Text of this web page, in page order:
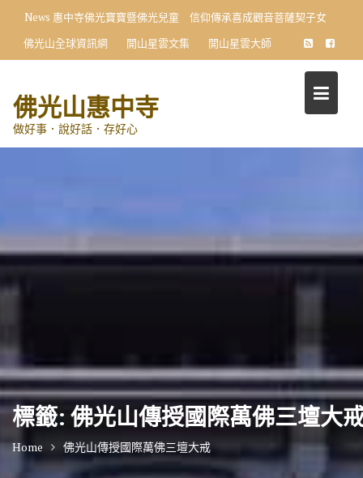
content
News 惠中寺佛光寶寶暨佛光兒童 信仰傳承喜成觀音菩薩契子女
佛光山全球資訊網
開山星雲文集 開山星雲大師
佛光山惠中寺
做好事．說好話．存好心
標籤: 佛光山傳授國際萬佛三壇大
Home 佛光山傳授國際萬佛三壇大戒